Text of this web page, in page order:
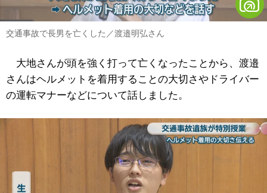
交通事故で長男を亡くした／渡邉明弘さん
大地さんが頭を強く打って亡くなったことから、渡邉
さんはヘルメットを着用することの大切さやドライバー
の運転マナーなどについて話しました。